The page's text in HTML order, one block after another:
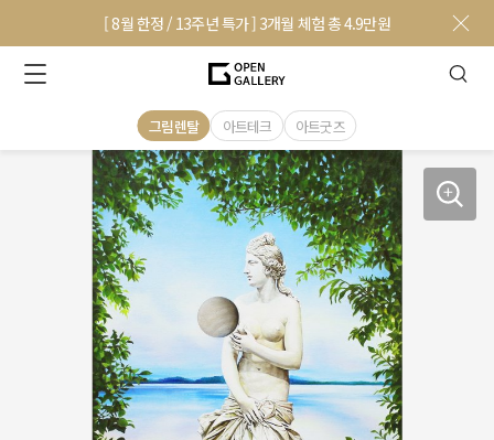
[ 8월 한정 / 13주년 특가 ] 3개월 체험 총 4.9만원
그림렌탈 아트테크 아트굿즈